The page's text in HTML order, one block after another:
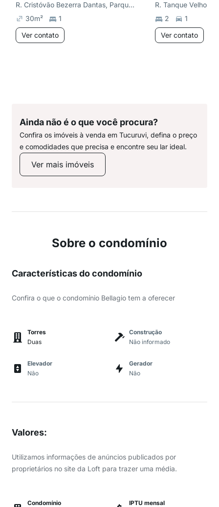
R. Cristóvão Bezerra Dantas, Parque Vitória
30m²
1
Ver contato
R. Tanque Velho,
2
1
Ver contato
Ainda não é o que você procura?
Confira os imóveis à venda em Tucuruvi, defina o preço
e comodidades que precisa e encontre seu lar ideal.
Ver mais imóveis
Sobre o condomínio
Características do condomínio
Confira o que o condomínio Bellagio tem a oferecer
Torres
Duas
Construção
Não informado
Elevador
Não
Gerador
Não
Valores:
Utilizamos informações de anúncios publicados por
proprietários no site da Loft para trazer uma média.
Condomínio
IPTU mensal